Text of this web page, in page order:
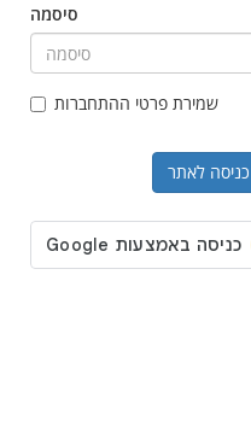
סיסמה
שמירת פרטי ההתחברות